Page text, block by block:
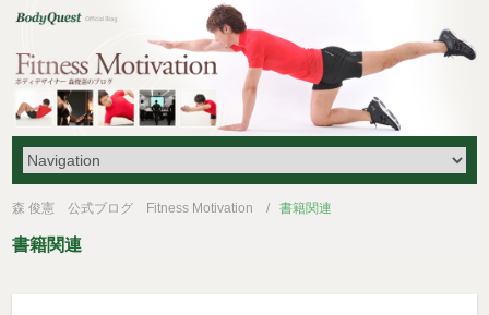
森 俊憲 公式ブログ Fitness Motivation 書籍関連
書籍関連